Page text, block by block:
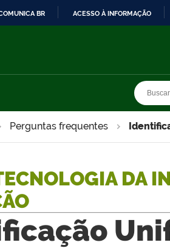
BR ACESSO À INFORMAÇÃO
Perguntas frequentes
DA